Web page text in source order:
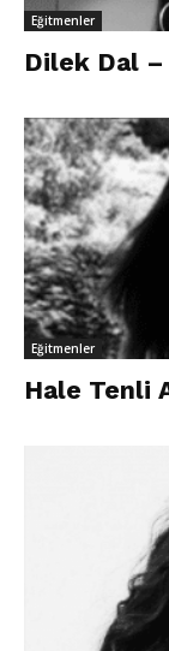
Eğitmenler
Dilek Dal –
Eğitmenler
Hale Tenli